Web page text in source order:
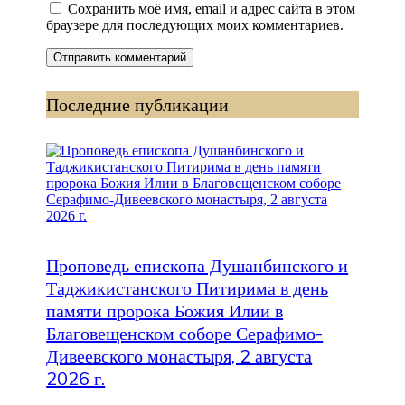
Сохранить моё имя, email и адрес сайта в этом
браузере для последующих моих комментариев.
Последние публикации
Проповедь епископа Душанбинского и
Таджикистанского Питирима в день
памяти пророка Божия Илии в
Благовещенском соборе Серафимо-
Дивеевского монастыря, 2 августа
2026 г.